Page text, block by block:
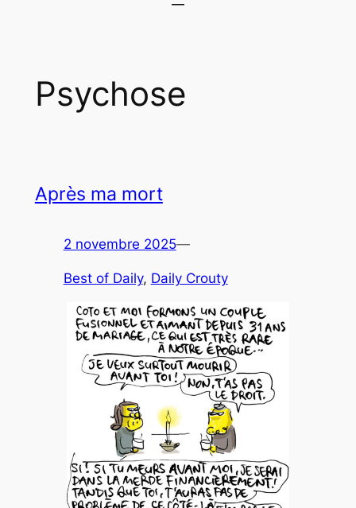
Psychose
Après ma mort
2 novembre 2025—
Best of Daily, Daily Crouty